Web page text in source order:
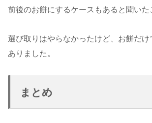
前後のお餅にするケースもあると聞いた
選び取りはやらなかったけど、お餅だ
ありました。
まとめ